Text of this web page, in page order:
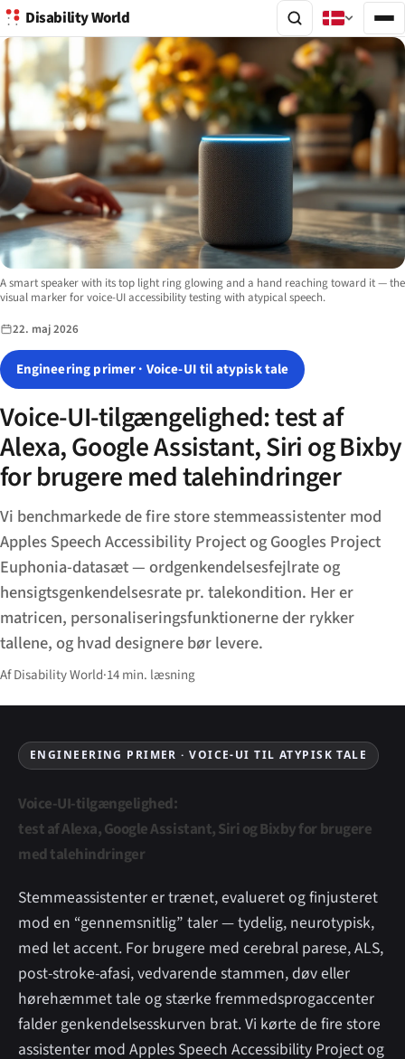
Disability World
Image description:
A smart speaker with its top light ring glowing and a hand reaching toward it — the
visual marker for voice-UI accessibility testing with atypical speech.
22. maj 2026
Engineering primer · Voice-UI til atypisk tale
Voice-UI-tilgængelighed: test af
Alexa, Google Assistant, Siri og Bixby
for brugere med talehindringer
Vi benchmarkede de fire store stemmeassistenter mod
Apples Speech Accessibility Project og Googles Project
Euphonia-datasæt — ordgenkendelsesfejlrate og
hensigtsgenkendelsesr­ate pr. talekondition. Her er
matricen, personaliseringsfunktionerne der rykker
tallene, og hvad designere bør levere.
Af Disability World·14 min. læsning
ENGINEERING PRIMER · VOICE-UI TIL ATYPISK TALE
Voice-UI-tilgængelighed:
test af Alexa, Google Assistant, Siri og Bixby for brugere
med talehindringer
Stemmeassistenter er trænet, evalueret og finjusteret
mod en “gennemsnitlig” taler — tydelig, neurotypisk,
med let accent. For brugere med cerebral parese, ALS,
post-stroke-afasi, vedvarende stammen, døv eller
hørehæmmet tale og stærke fremmedsprogaccenter
falder genkendelsesskurven brat. Vi kørte de fire store
assistenter mod Apples Speech Accessibility Project og